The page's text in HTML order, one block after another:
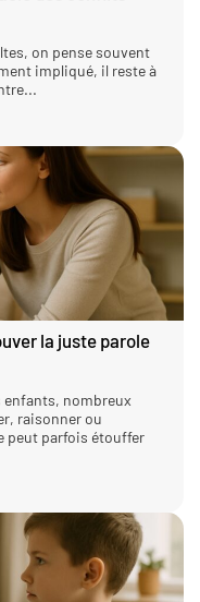
on pense souvent
impliqué, il reste à
la juste parole
enfants, nombreux
raisonner ou
peut parfois étouffer